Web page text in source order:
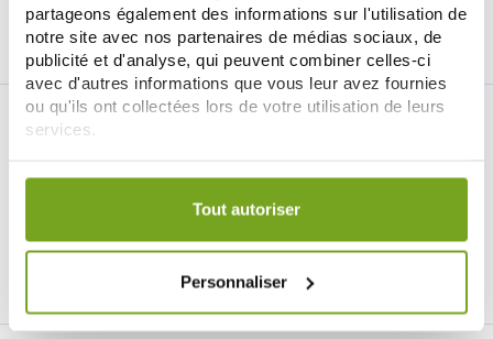
partageons également des informations sur l'utilisation de
notre site avec nos partenaires de médias sociaux, de
publicité et d'analyse, qui peuvent combiner celles-ci
avec d'autres informations que vous leur avez fournies
ou qu'ils ont collectées lors de votre utilisation de leurs
services.
Votre choix de consentement est conservé pendant une
Tout autoriser
Personnaliser
Instagram